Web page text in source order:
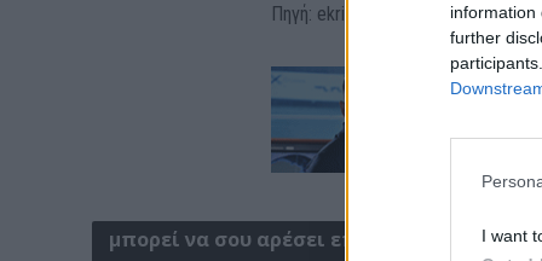
information
further
I want
Πηγή: ekriti.gr
μπορεί να σου αρέσει επίσης